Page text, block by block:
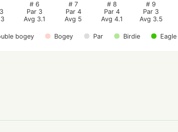
bogey Bogey Par Birdie Eagle
# 6
Par 3
Avg 3.1
# 7
Par 4
Avg 5
# 8
Par 4
Avg 4.1
# 9
Par 3
Avg 3.5